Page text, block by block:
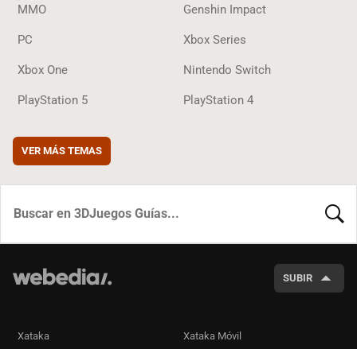
MMO Genshin Impact
PC Xbox Series
Xbox One Nintendo Switch
PlayStation 5 PlayStation 4
VER MÁS TEMAS
SUBIR
Xataka Xataka Móvil